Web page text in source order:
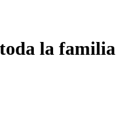
la familia